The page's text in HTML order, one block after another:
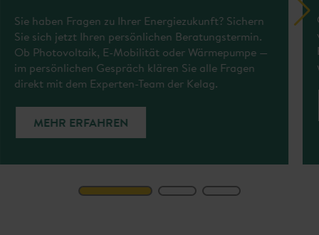
Sie haben Fragen zu Ihrer Energiezukunft? Sichern
Sie sich jetzt Ihren persönlichen Beratungstermin.
Ob Photovoltaik, E-Mobilität oder Wärmepumpe —
im persönlichen Gespräch klären Sie alle Fragen
direkt mit dem Experten-Team der Kelag.
MEHR ERFAHREN